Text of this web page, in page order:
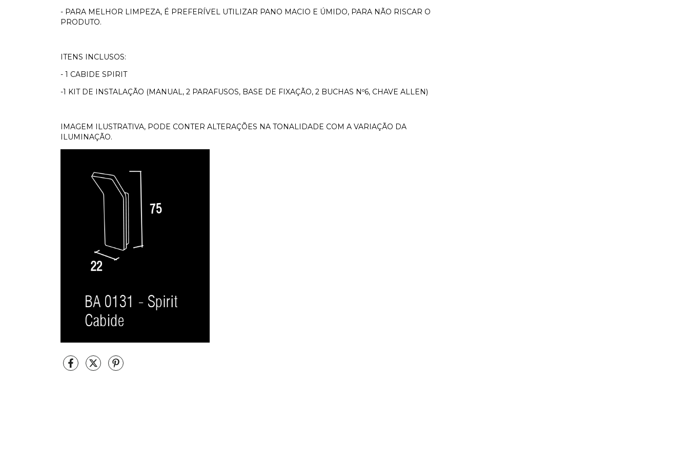
- PARA MELHOR LIMPEZA, É PREFERÍVEL UTILIZAR PANO MACIO E ÚMIDO, PARA NÃO RISCAR O
PRODUTO.
ITENS INCLUSOS:
- 1 CABIDE SPIRIT
-1 KIT DE INSTALAÇÃO (MANUAL, 2 PARAFUSOS, BASE DE FIXAÇÃO, 2 BUCHAS Nº6, CHAVE ALLEN)
IMAGEM ILUSTRATIVA, PODE CONTER ALTERAÇÕES NA TONALIDADE COM A VARIAÇÃO DA
ILUMINAÇÃO.